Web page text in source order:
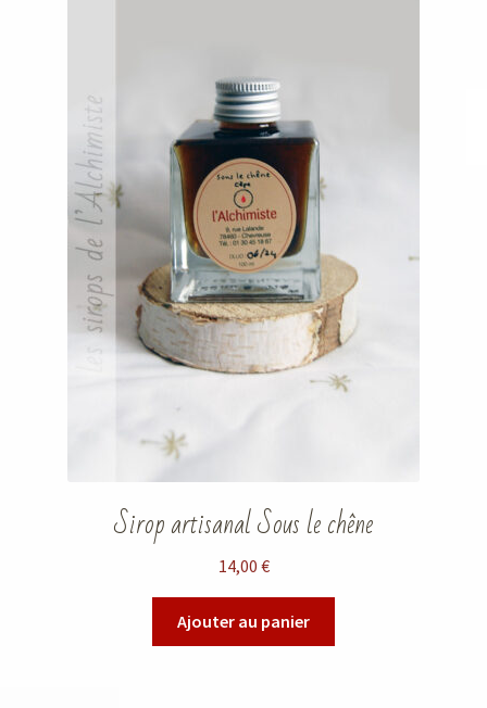
Sirop artisanal Sous le chêne
14,00 €
Ajouter au panier